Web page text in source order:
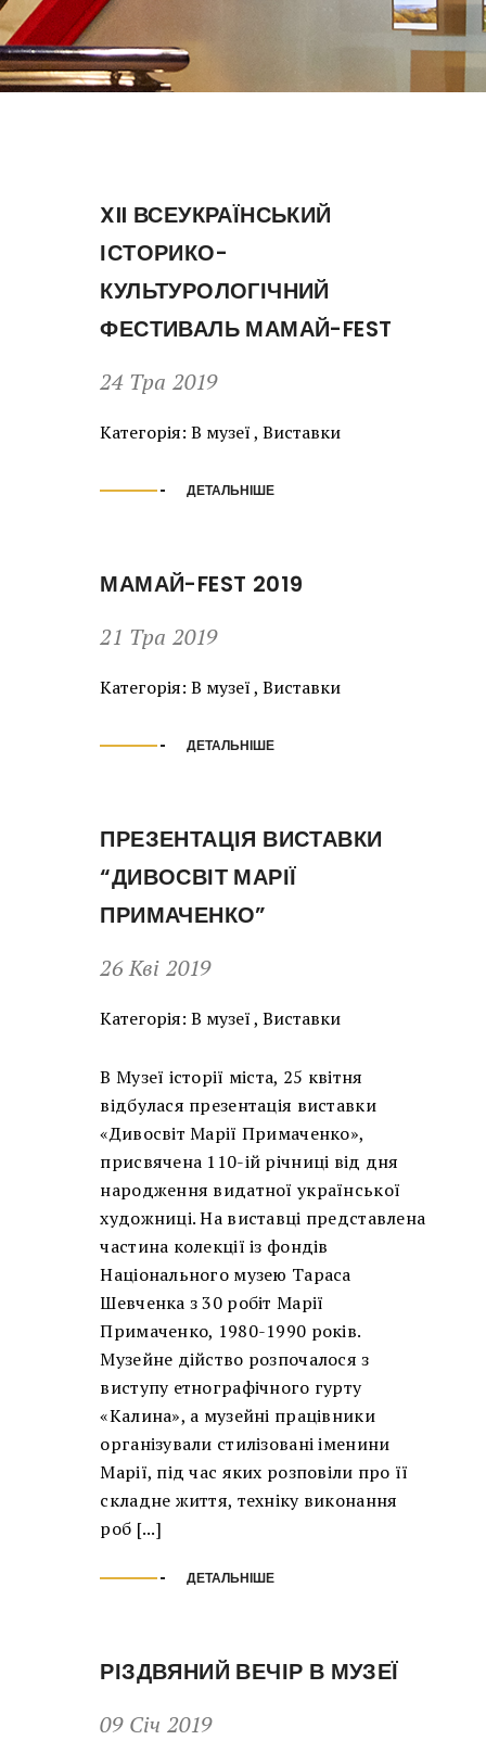
XII ВСЕУКРАЇНСЬКИЙ
ІСТОРИКО-
КУЛЬТУРОЛОГІЧНИЙ
ФЕСТИВАЛЬ МАМАЙ-FEST
24 Тра 2019
Категорія: В музеї,Виставки
ДЕТАЛЬНІШЕ
МАМАЙ-FEST 2019
21 Тра 2019
Категорія: В музеї,Виставки
ДЕТАЛЬНІШЕ
ПРЕЗЕНТАЦІЯ ВИСТАВКИ
“ДИВОСВІТ МАРІЇ
ПРИМАЧЕНКО”
26 Кві 2019
Категорія: В музеї,Виставки
В Музеї історії міста, 25 квітня
відбулася презентація виставки
«Дивосвіт Марії Примаченко»,
присвячена 110-ій річниці від дня
народження видатної української
художниці. На виставці представлена
частина колекції із фондів
Національного музею Тараса
Шевченка з 30 робіт Марії
Примаченко, 1980-1990 років.
Музейне дійство розпочалося з
виступу етнографічного гурту
«Калина», а музейні працівники
організували стилізовані іменини
Марії, під час яких розповіли про її
складне життя, техніку виконання
роб [...]
ДЕТАЛЬНІШЕ
РІЗДВЯНИЙ ВЕЧІР В МУЗЕЇ
09 Січ 2019